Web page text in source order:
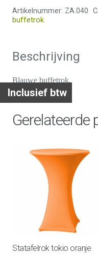
Inclusief btw
aantal
Artikelnummer: ZA.040
buffetrok
Beschrijving
Blauwe buffetrok.
Gerelateerde
Statafelrok tokio oranje